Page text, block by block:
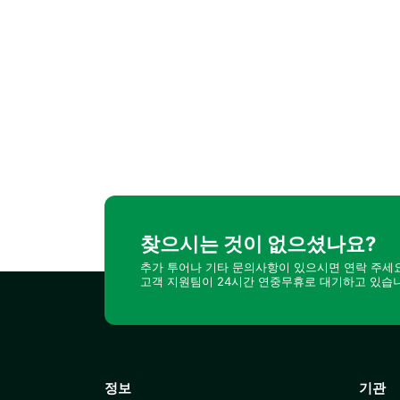
찾으시는 것이 없으셨나요?
추가 투어나 기타 문의사항이 있으시면 연락 주세
고객 지원팀이 24시간 연중무휴로 대기하고 있습
정보 기관